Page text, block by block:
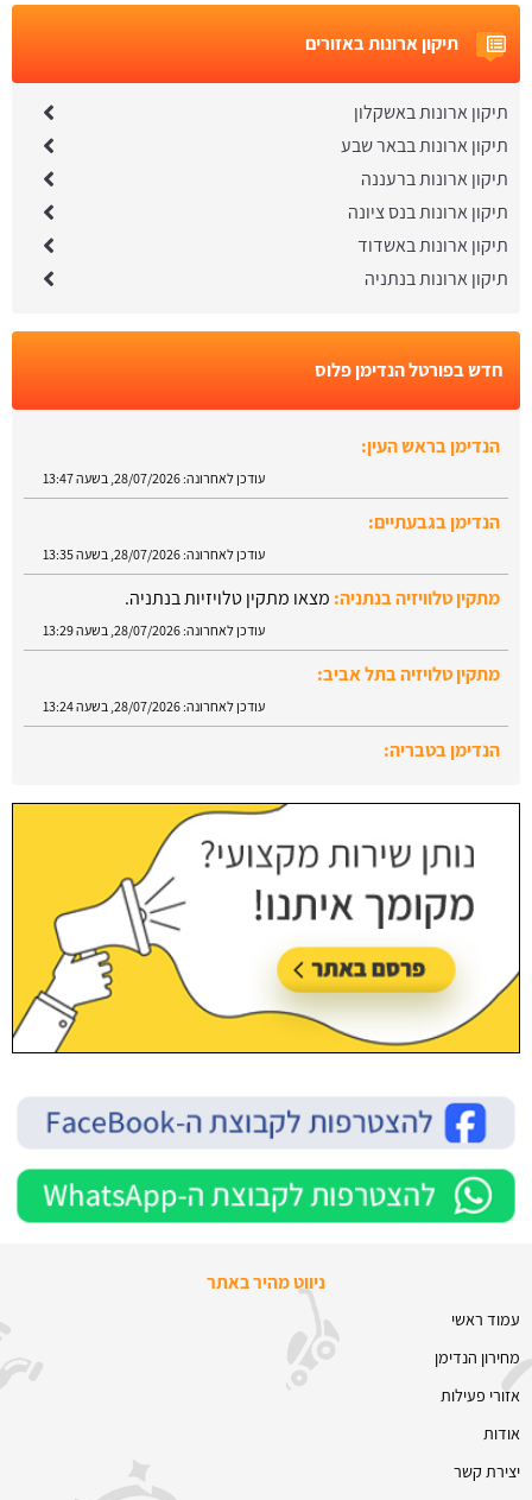
תיקון ארונות באזורים
תיקון ארונות באשקלון
תיקון ארונות בבאר שבע
תיקון ארונות ברעננה
תיקון ארונות בנס ציונה
תיקון ארונות באשדוד
תיקון ארונות בנתניה
חדש בפורטל הנדימן פלוס
הנדימן בראש העין:
עודכן לאחרונה: 28/07/2026, בשעה 13:47
הנדימן בגבעתיים:
עודכן לאחרונה: 28/07/2026, בשעה 13:35
מתקין טלוויזיה בנתניה: מצאו מתקין טלויזיות בנתניה.
עודכן לאחרונה: 28/07/2026, בשעה 13:29
מתקין טלויזיה בתל אביב:
עודכן לאחרונה: 28/07/2026, בשעה 13:24
הנדימן בטבריה:
ניווט מהיר באתר
עמוד ראשי
מחירון הנדימן
אזורי פעילות
אודות
יצירת קשר